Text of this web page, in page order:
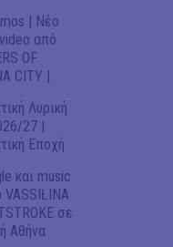
| Νέο
από
OF
CITY |
Λυρική
27 |
Εποχή
και music
σε
Αθήνα